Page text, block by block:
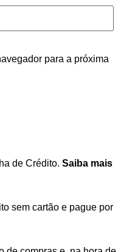
para a próxima
de Crédito. Saiba mais
sem cartão e pague por